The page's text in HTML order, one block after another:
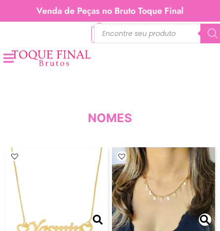
Venda de Peças no Bruto Toque Final
NOMES